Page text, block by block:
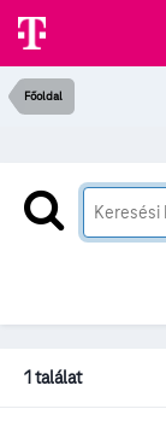
Főoldal
1 találat